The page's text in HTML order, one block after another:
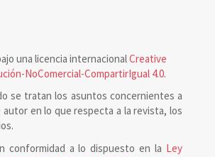
una licencia internacionalCreative
NoComercial-CompartirIgual 4.0.
se tratan los asuntos concernientes a
en lo que respecta a la revista, los
conformidad a lo dispuesto en la Ley